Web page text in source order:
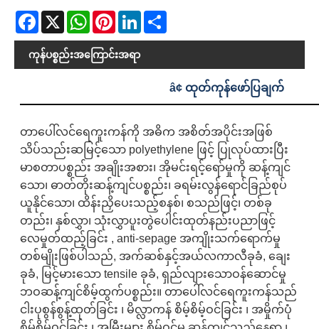
Facebook
X WhatsAppPinterestLinkedIn
ကုန်ပစ္စည်းအကြောင်းအရာ
â¢ ထုတ်ကုန်ဖော်ပြချက်
တာပေါ်လင်ရေကူးကန်ကို အဓိက အစိတ်အပိုင်းအဖြစ်
သိပ်သည်းဆမြင့်သော polyethylene ဖြင့် ပြုလုပ်ထားပြီး
မာစတာပစ္စည်း အချိုးအစား၊ အိုမင်းရင့်ရော်မှုကို ဆန့်ကျင်
သော၊ ဓာတ်တိုးဆန့်ကျင်ပစ္စည်း၊ ခရမ်းလွန်ရောင်ခြည်စုပ်
ယူနိုင်သော၊ ထိန်းညှိပေးသည့်စနစ်၊ စသည်ဖြင့်၊ တစ်ခု
တည်း၊ နှစ်လွှာ၊ သုံးလွှာပူးတွဲပေါင်းထုတ်နည်းပညာဖြင့်
လေမှုတ်ထည့်ခြင်း , anti-sepage အကျိုးသက်ရောက်မှု
တစ်မျိုးဖြစ်ပါသည်, အက်ဆစ်နှင့်အယ်လကာလီခုခံ, ချေး
ခုခံ, မြင့်မားသော tensile ခုခံ, ရှည်လျားသောဝန်ဆောင်မှု
ဘဝဆန့်ကျင်စိမ့်ထွက်ပစ္စည်း။ တာပေါ်လင်ရေကူးကန်သည်
ငါးပုစွန်စွန့်ထုတ်ခြင်း ၊ မိလ္လာကန် စိမ့်စိမ့်ဝင်ခြင်း ၊ အမှိုက်ပုံ